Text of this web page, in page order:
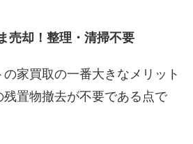
売却！整理・清掃不要
家買取の一番大きなメリット
置物撤去が不要である点で